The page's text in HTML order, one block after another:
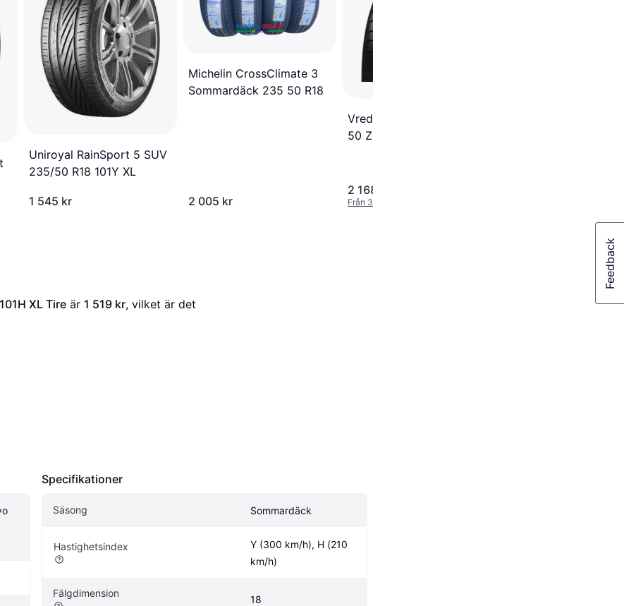
Uniroyal RainSport 5 SUV
235/50 R18 101Y XL
1 545 kr
Michelin CrossClimate 3
Sommardäck 235 50 R18
2 005 kr
Vredestein Ultrac Pro 255
50 ZR20 Tire
2 168 kr
Från 383 kr/mån
XL Tire är 1 519 kr, vilket är det
Specifikationer
Säsong Sommardäck
Hastighetsindex
Y (300 km/h), H (210
km/h)
Fälgdimension
18